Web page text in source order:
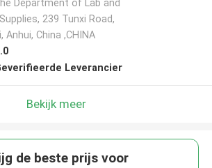
Department of Lab and
239 Tunxi Road,
Anhui, China ,CHINA
Leverancier
Bekijk meer
de beste prijs voor